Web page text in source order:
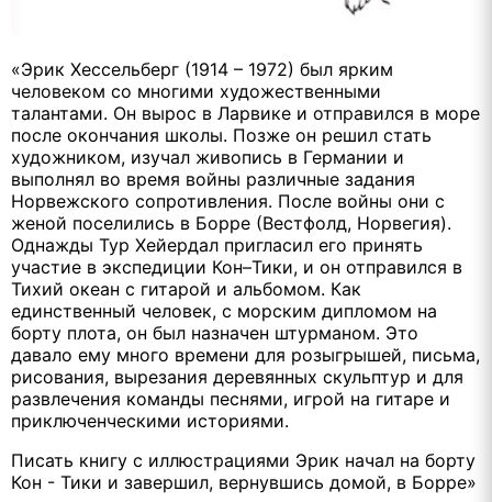
«Эрик Хессельберг (1914 – 1972) был ярким
человеком со многими художественными
талантами. Он вырос в Ларвике и отправился в море
после окончания школы. Позже он решил стать
художником, изучал живопись в Германии и
выполнял во время войны различные задания
Норвежского сопротивления. После войны они с
женой поселились в Борре (Вестфолд, Норвегия).
Однажды Тур Хейердал пригласил его принять
участие в экспедиции Кон–Тики, и он отправился в
Тихий океан с гитарой и альбомом. Как
единственный человек, с морским дипломом на
борту плота, он был назначен штурманом. Это
давало ему много времени для розыгрышей, письма,
рисования, вырезания деревянных скульптур и для
развлечения команды песнями, игрой на гитаре и
приключенческими историями.
Писать книгу с иллюстрациями Эрик начал на борту
Кон - Тики и завершил, вернувшись домой, в Борре»